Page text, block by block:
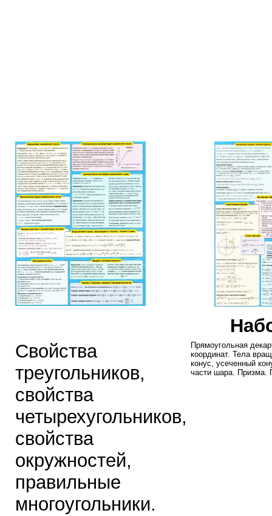
Свойства
треугольников,
свойства
четырехугольников,
свойства
окружностей,
правильные
многоугольники.
Прямоугольная
координат. Тела
конус, усеченный
части шара. Призма.